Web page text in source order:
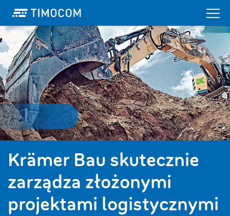
Krämer Bau skutecznie
zarządza złożonymi
projektami logistycznymi